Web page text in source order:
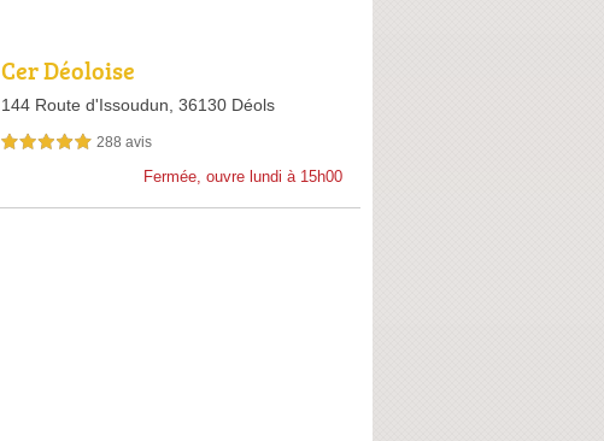
Cer Déoloise
144 Route d'Issoudun, 36130 Déols
5,0 étoiles sur 5 288 avis
Fermée, ouvre lundi à 15h00